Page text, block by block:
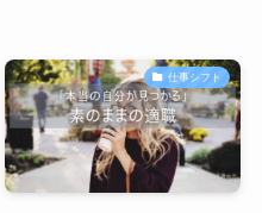
仕事シフト